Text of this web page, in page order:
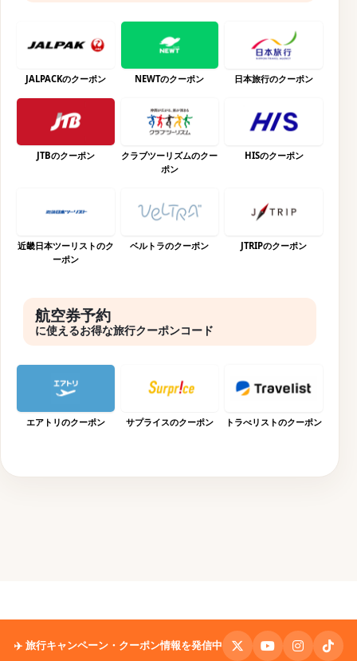
JALPACKのクーポン NEWTのクーポン 日本旅行のクーポン
JTBのクーポン
クラブツーリズムのクー
ポン
HISのクーポン
近畿日本ツーリストのク
ーポン
ベルトラのクーポン JTRIPのクーポン
航空券予約
に使えるお得な旅行クーポンコード
エアトリのクーポン サプライスのクーポン トラべリストのクーポン
✈️ 旅行キャンペーン・クーポン情報を発信中